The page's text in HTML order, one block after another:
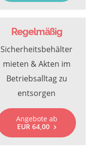
Regelmäßig
Sicherheitsbehälter
mieten & Akten im
Betriebsalltag zu
entsorgen
Angebote ab
EUR 64,00